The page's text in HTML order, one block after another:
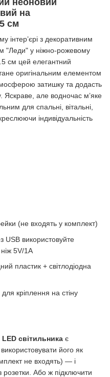
неоновий
на
см
інтер’єрі з декоративним
"Леди" у ніжно-рожевому
см цей елегантний
оригінальним елементом
затишку та додасть
Яскраве, але водночас м’яке
для спальні, вітальні,
індивідуальність
(не входять у комплект)
USB використовуйте
5V/1А
пластик + світлодіодна
кріплення на стіну
LED світильника є
його як
не входять) — і
розетки. Або ж підключити